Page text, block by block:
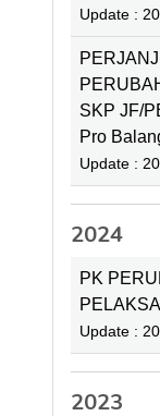
Update :
SKP JF/
Pro
Update :
2024
PK
Update :
2023